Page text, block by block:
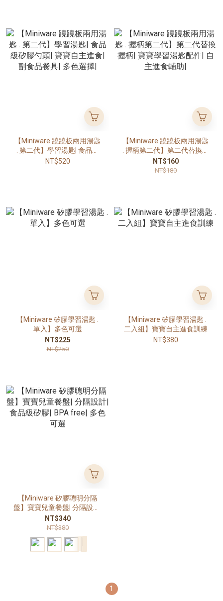
【Miniware 蹺蹺板兩用湯匙
. 第二代】學習湯匙| 食品級
矽膠勺頭| 寶寶自主進食| 副
NT$520
【Miniware 蹺蹺板兩用湯匙
. 握柄第二代】第二代替換握
柄| 寶寶學習湯匙配件| 自主
進食輔助|
NT$160
NT$180
【Miniware 矽膠學習湯匙 .
單入】多色可選
NT$225
NT$250
【Miniware 矽膠學習湯匙 .
二入組】寶寶自主進食訓練
NT$380
【Miniware 矽膠聰明分隔
盤】寶寶兒童餐盤| 分隔設計|
食品級矽膠| BPA free| 多色
可選
NT$340
NT$380
1